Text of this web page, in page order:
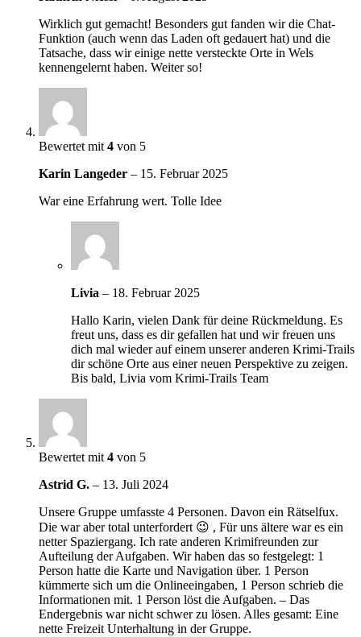
Wirklich gut gemacht! Besonders gut fanden wir die Chat-
Funktion (auch wenn das Laden oft gedauert hat) und die
Tatsache, dass wir einige nette versteckte Orte in Wels
kennengelernt haben. Weiter so!
Bewertet mit 4 von 5
Karin Langeder – 15. Februar 2025
War eine Erfahrung wert. Tolle Idee
Livia – 18. Februar 2025
Hallo Karin, vielen Dank für deine Rückmeldung. Es
freut uns, dass es dir gefallen hat und wir freuen uns
dich mal wieder auf einem unserer anderen Krimi-Trails
dir schöne Orte aus einer neuen Perspektive zu zeigen.
Bis bald, Livia vom Krimi-Trails Team
Bewertet mit 4 von 5
Astrid G. – 13. Juli 2024
Unsere Gruppe umfasste 4 Personen. Davon ein Rätselfux.
Die war aber total unterfordert 😉 , Für uns ältere war es ein
netter Spaziergang. Ich rate anderen Krimifreunden zur
Aufteilung der Aufgaben. Wir haben das so festgelegt: 1
Person hatte die Karte und Navigation über. 1 Person
kümmerte sich um die Onlineeingaben, 1 Person schrieb die
Informationen mit. 1 Person löst die Aufgaben. – Das
Endergebnis war nicht schwer zu lösen. Alles gesamt: Eine
nette Freizeit Unterhaltung in der Gruppe.